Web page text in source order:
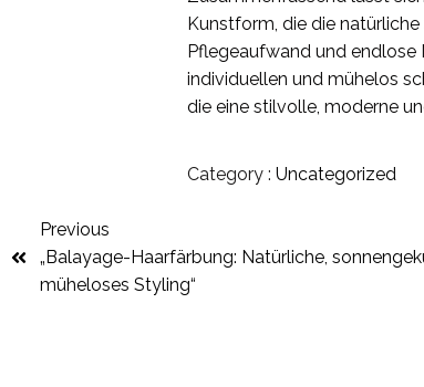
Kunstform, die die
Pflegeaufwand und endlose
individuellen und mühelos
die eine stilvolle, moderne
Category : Uncategorized
Previous
„Balayage-Haarfärbung: Natürliche,
müheloses Styling“